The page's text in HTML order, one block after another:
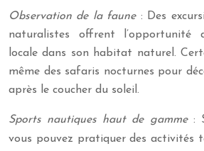
Observation de la faune: Des
naturalistes offrent l’opportunité
locale dans son habitat naturel.
même des safaris nocturnes pour
après le coucher du soleil.
Sports nautiques haut de gamme:
vous pouvez pratiquer des activités